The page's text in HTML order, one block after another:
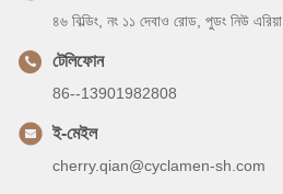
৪৬ বিল্ডিং, নং ১১ দেবাও রোড, পুডং নিউ এরিয়া
টেলিফোন
86--13901982808
ই-মেইল
cherry.qian@cyclamen-sh.com